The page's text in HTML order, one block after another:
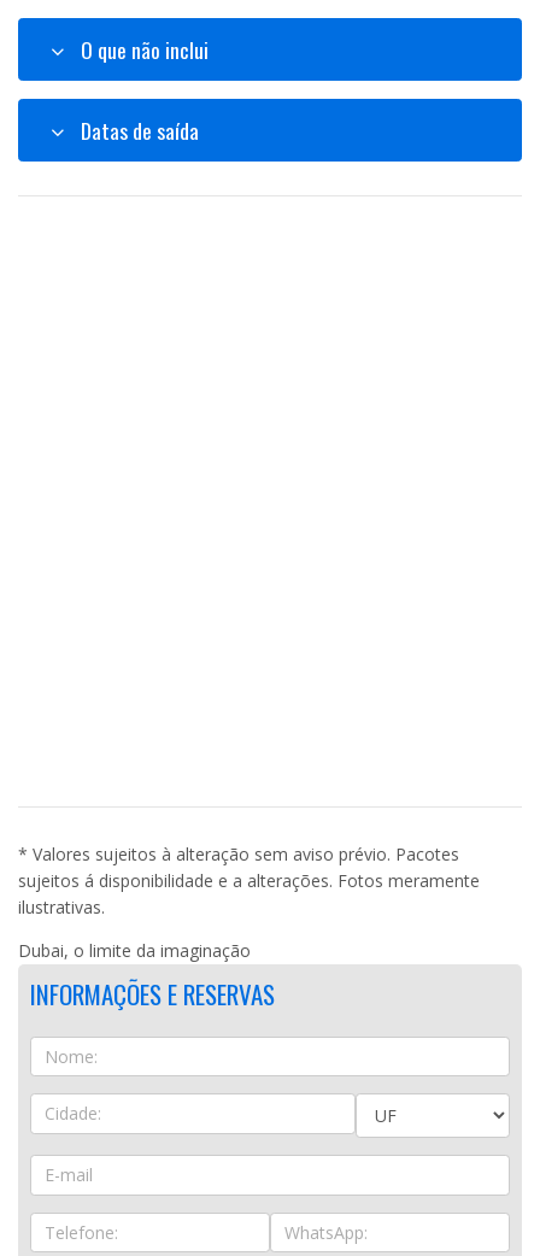
O que não inclui
Datas de saída
* Valores sujeitos à alteração sem aviso prévio. Pacotes
sujeitos á disponibilidade e a alterações. Fotos meramente
ilustrativas.
Dubai, o limite da imaginação
INFORMAÇÕES E RESERVAS